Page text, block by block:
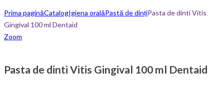
Prima paginăCatalogIgiena oralăPastă de dințiPasta de dinti Vitis
Gingival 100 ml Dentaid
Zoom
Pasta de dinti Vitis Gingival 100 ml Dentaid